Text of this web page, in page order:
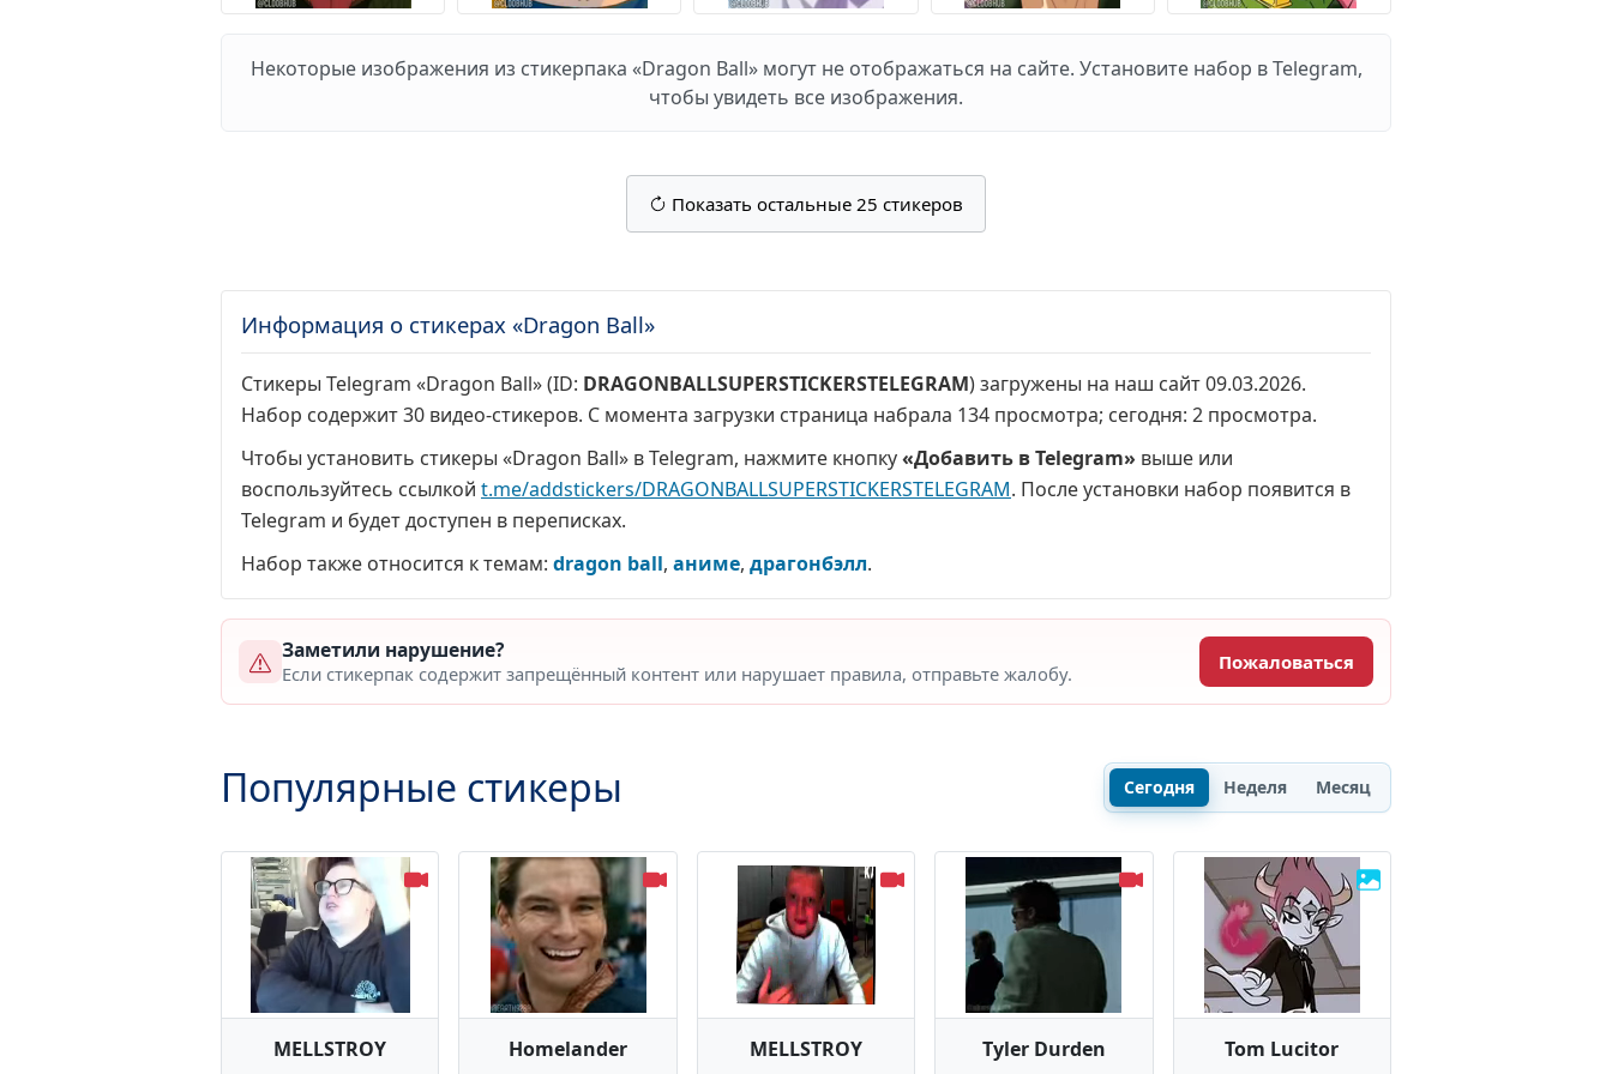
Некоторые изображения из стикерпака «Dragon Ball» могут не отображаться на сайте. Установите набор в Telegram,
чтобы увидеть все изображения.
Показать остальные 25 стикеров
Информация о стикерах «Dragon Ball»
Стикеры Telegram «Dragon Ball» (ID: DRAGONBALLSUPERSTICKERSTELEGRAM) загружены на наш сайт 09.03.2026.
Набор содержит 30 видео-стикеров. С момента загрузки страница набрала 134 просмотра; сегодня: 2 просмотра.
Чтобы установить стикеры «Dragon Ball» в Telegram, нажмите кнопку«Добавить в Telegram» выше или
воспользуйтесь ссылкой t.me/addstickers/DRAGONBALLSUPERSTICKERSTELEGRAM. После установки набор появится в
Telegram и будет доступен в переписках.
Набор также относится к темам: dragon ball, аниме, драгонбэлл.
Заметили нарушение?
Если стикерпак содержит запрещённый контент или нарушает правила, отправьте жалобу. Пожаловаться
Популярные стикеры Сегодня Неделя Месяц
MELLSTROY Homelander MELLSTROY Tyler Durden Tom Lucitor